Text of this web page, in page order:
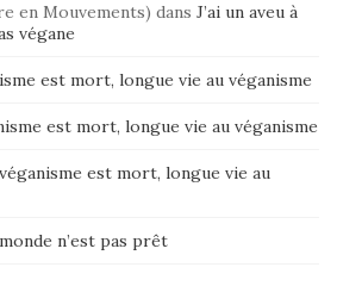
en Mouvements) dans J’ai un aveu à
végane
est mort, longue vie au véganisme
est mort, longue vie au véganisme
est mort, longue vie au
n’est pas prêt